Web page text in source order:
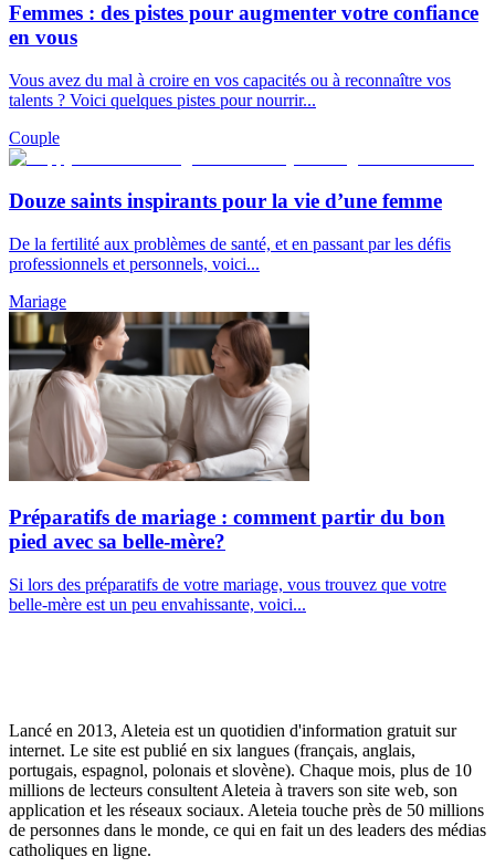
Femmes : des pistes pour augmenter votre confiance
en vous
Vous avez du mal à croire en vos capacités ou à reconnaître vos
talents ? Voici quelques pistes pour nourrir...
Couple
Douze saints inspirants pour la vie d’une femme
De la fertilité aux problèmes de santé, et en passant par les défis
professionnels et personnels, voici...
Mariage
Préparatifs de mariage : comment partir du bon
pied avec sa belle-mère?
Si lors des préparatifs de votre mariage, vous trouvez que votre
belle-mère est un peu envahissante, voici...
Lancé en 2013, Aleteia est un quotidien d'information gratuit sur
internet. Le site est publié en six langues (français, anglais,
portugais, espagnol, polonais et slovène). Chaque mois, plus de 10
millions de lecteurs consultent Aleteia à travers son site web, son
application et les réseaux sociaux. Aleteia touche près de 50 millions
de personnes dans le monde, ce qui en fait un des leaders des médias
catholiques en ligne.